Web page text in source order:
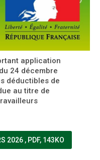
application
24 décembre
déductibles de
au titre de
2026 (NOUVELLE FENÊTRE)
, PDF, 143KO